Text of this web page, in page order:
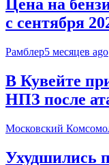
Цена на
с сентября
Рамблер5 месяцев ago
В Кувейте
НПЗ после
Московский
Ухудшились